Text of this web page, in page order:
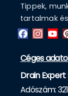
Tippek,
tartalmak
Céges
Drain
Adószám: